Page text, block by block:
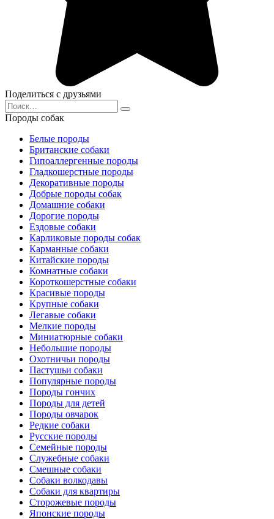
Поделиться с друзьями
Search
for:
Породы собак
Белые породы
Британские собаки
Гипоаллергенные породы
Гладкошерстные породы
Декоративные породы
Добрые породы собак
Домашние собаки
Дорогие породы
Ездовые собаки
Карликовые породы собак
Карманные собаки
Китайские породы
Комнатные собаки
Короткошерстные собаки
Красивые породы
Крупные собаки
Легавые собаки
Мелкие породы
Миниатюрные собаки
Небольшие породы
Охотничьи породы
Пастушьи собаки
Популярные породы
Породы гончих
Породы для детей
Породы овчарок
Редкие собаки
Русские породы
Семейные породы
Служебные собаки
Смешные собаки
Собаки волкодавы
Собаки для квартиры
Сторожевые породы
Японские породы